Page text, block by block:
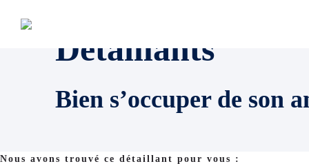
Détaillants
Bien s’occuper de son
Nous avons trouvé ce détaillant pour vous :